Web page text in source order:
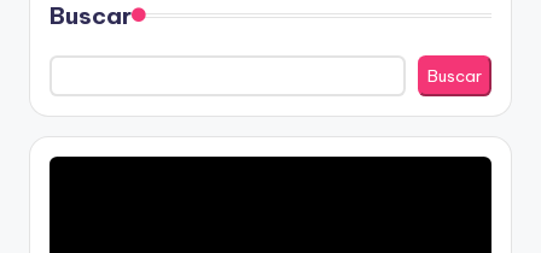
Buscar
Buscar